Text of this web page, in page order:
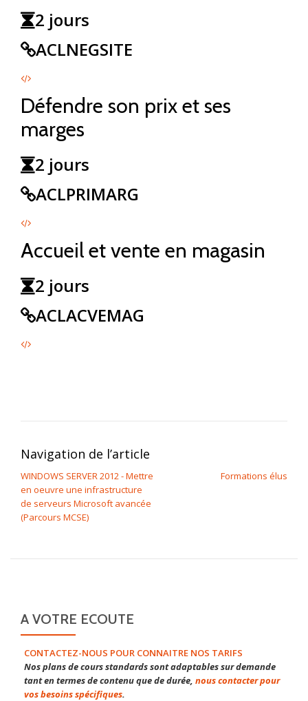
2 jours
ACLNEGSITE
Défendre son prix et ses
marges
2 jours
ACLPRIMARG
Accueil et vente en magasin
2 jours
ACLACVEMAG
Navigation de l’article
WINDOWS SERVER 2012 - Mettre
en oeuvre une infrastructure
de serveurs Microsoft avancée
(Parcours MCSE)
Formations élus
A VOTRE ECOUTE
CONTACTEZ-NOUS POUR CONNAITRE NOS TARIFS
Nos plans de cours standards sont adaptables sur demande
tant en termes de contenu que de durée, nous contacter pour
vos besoins spécifiques.